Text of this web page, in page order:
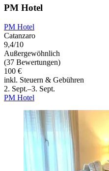
PM Hotel
PM Hotel
Catanzaro
9,4/10
Außergewöhnlich
(37 Bewertungen)
100 €
inkl. Steuern & Gebühren
2. Sept.–3. Sept.
PM Hotel